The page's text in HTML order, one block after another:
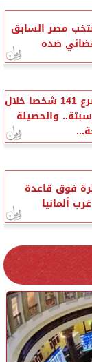
مصر السابق
ضده
حقوقيون مغاربة: مصرع 141 شخصا خلال
والحصيلة
فوق قاعدة
ألمانيا